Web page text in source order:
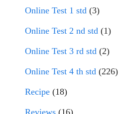
Online Test 1 std (3)
Online Test 2 nd std (1)
Online Test 3 rd std (2)
Online Test 4 th std (226)
Recipe (18)
Reviews (16)